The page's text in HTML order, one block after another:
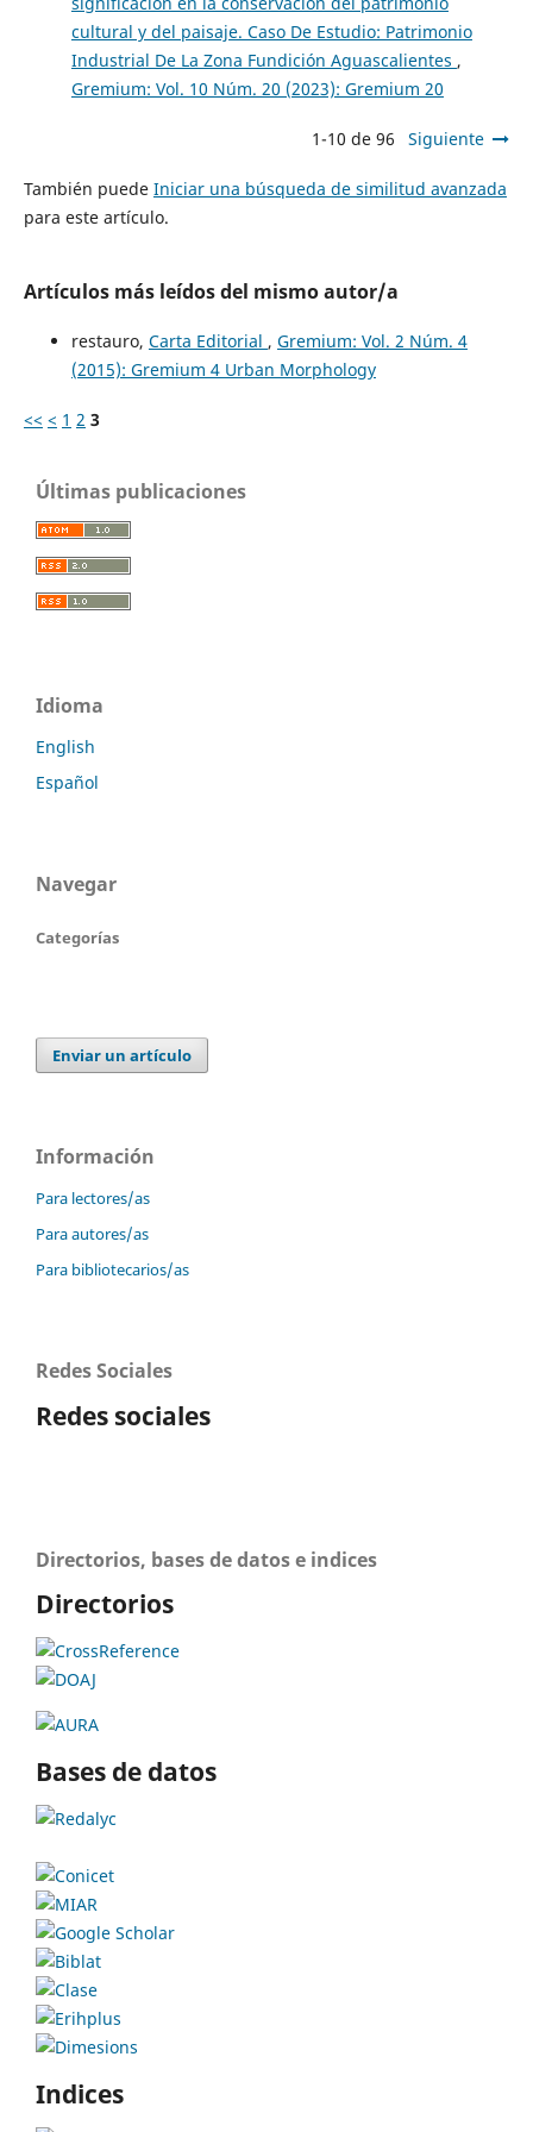
cultural y del paisaje. Caso De Estudio: Patrimonio
Industrial De La Zona Fundición Aguascalientes ,
Gremium: Vol. 10 Núm. 20 (2023): Gremium 20
1-10 de 96 Siguiente
También puede Iniciar una búsqueda de similitud avanzada
para este artículo.
Artículos más leídos del mismo autor/a
restauro, Carta Editorial , Gremium: Vol. 2 Núm. 4
(2015): Gremium 4 Urban Morphology
<< < 1 2 3
Últimas publicaciones
Idioma
English
Español
Navegar
Categorías
Enviar un artículo
Información
Para lectores/as
Para autores/as
Para bibliotecarios/as
Redes Sociales
Redes sociales
Directorios, bases de datos e indices
Directorios
Bases de datos
Indices